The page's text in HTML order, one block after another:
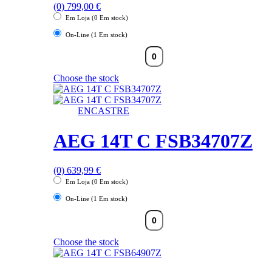
(0) 799,00 €
Em Loja (0 Em stock)
On-Line (1 Em stock)
Choose the stock
ENCASTRE
AEG 14T C FSB34707Z
(0) 639,99 €
Em Loja (0 Em stock)
On-Line (1 Em stock)
Choose the stock